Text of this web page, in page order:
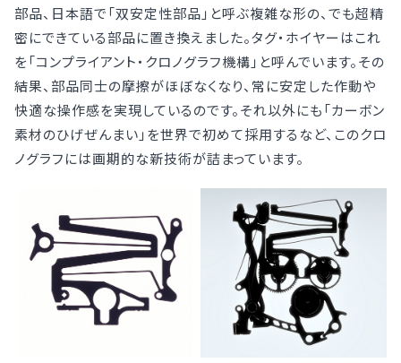
部品、日本語で「双安定性部品」と呼ぶ複雑な形の、でも超精
密にできている部品に置き換えました。タグ・ホイヤーはこれ
を「コンプライアント・クロノグラフ機構」と呼んでいます。その
結果、部品同士の摩擦がほぼなくなり、常に安定した作動や
快適な操作感を実現しているのです。それ以外にも「カーボン
素材のひげぜんまい」を世界で初めて採用するなど、このクロ
ノグラフには画期的な新技術が詰まっています。